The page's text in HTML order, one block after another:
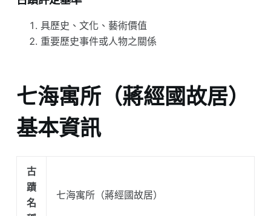
具歷史、文化、藝術價值
重要歷史事件或人物之關係
七海寓所（蔣經國故居）
基本資訊
古
蹟
名
七海寓所（蔣經國故居）